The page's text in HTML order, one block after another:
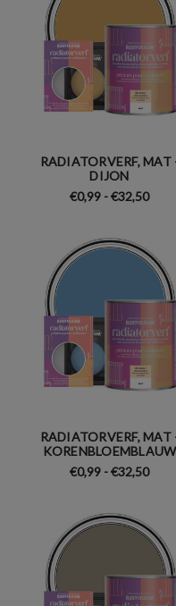
RADIATORVERF, MAT
DIJON
€0,99 - €32,50
RADIATORVERF, MAT
KORENBLOEMBLAUW
€0,99 - €32,50